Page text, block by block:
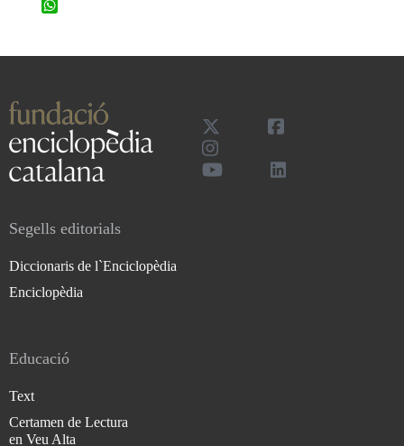
Segells editorials
Diccionaris de l`Enciclopèdia
Enciclopèdia
Educació
Text
Certamen de Lectura
en Veu Alta